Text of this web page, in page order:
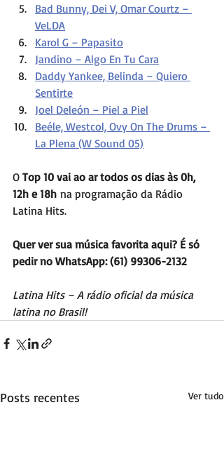
Bad Bunny, Dei V, Omar Courtz –
VeLDA
Karol G – Papasito
Jandino – Algo En Tu Cara
Daddy Yankee, Belinda – Quiero
Sentirte
Joel Deleón – Piel a Piel
Beéle, Westcol, Ovy On The Drums –
La Plena (W Sound 05)
O Top 10 vai ao ar todos os dias às 0h,
12h e 18h na programação da Rádio
Latina Hits.
Quer ver sua música favorita aqui? É só
pedir no WhatsApp: (61) 99306-2132
Latina Hits – A rádio oficial da música
latina no Brasil!
Posts recentes Ver tudo